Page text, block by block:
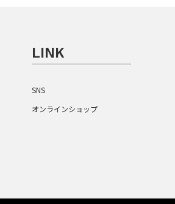
LINK
SNS
オンラインショップ